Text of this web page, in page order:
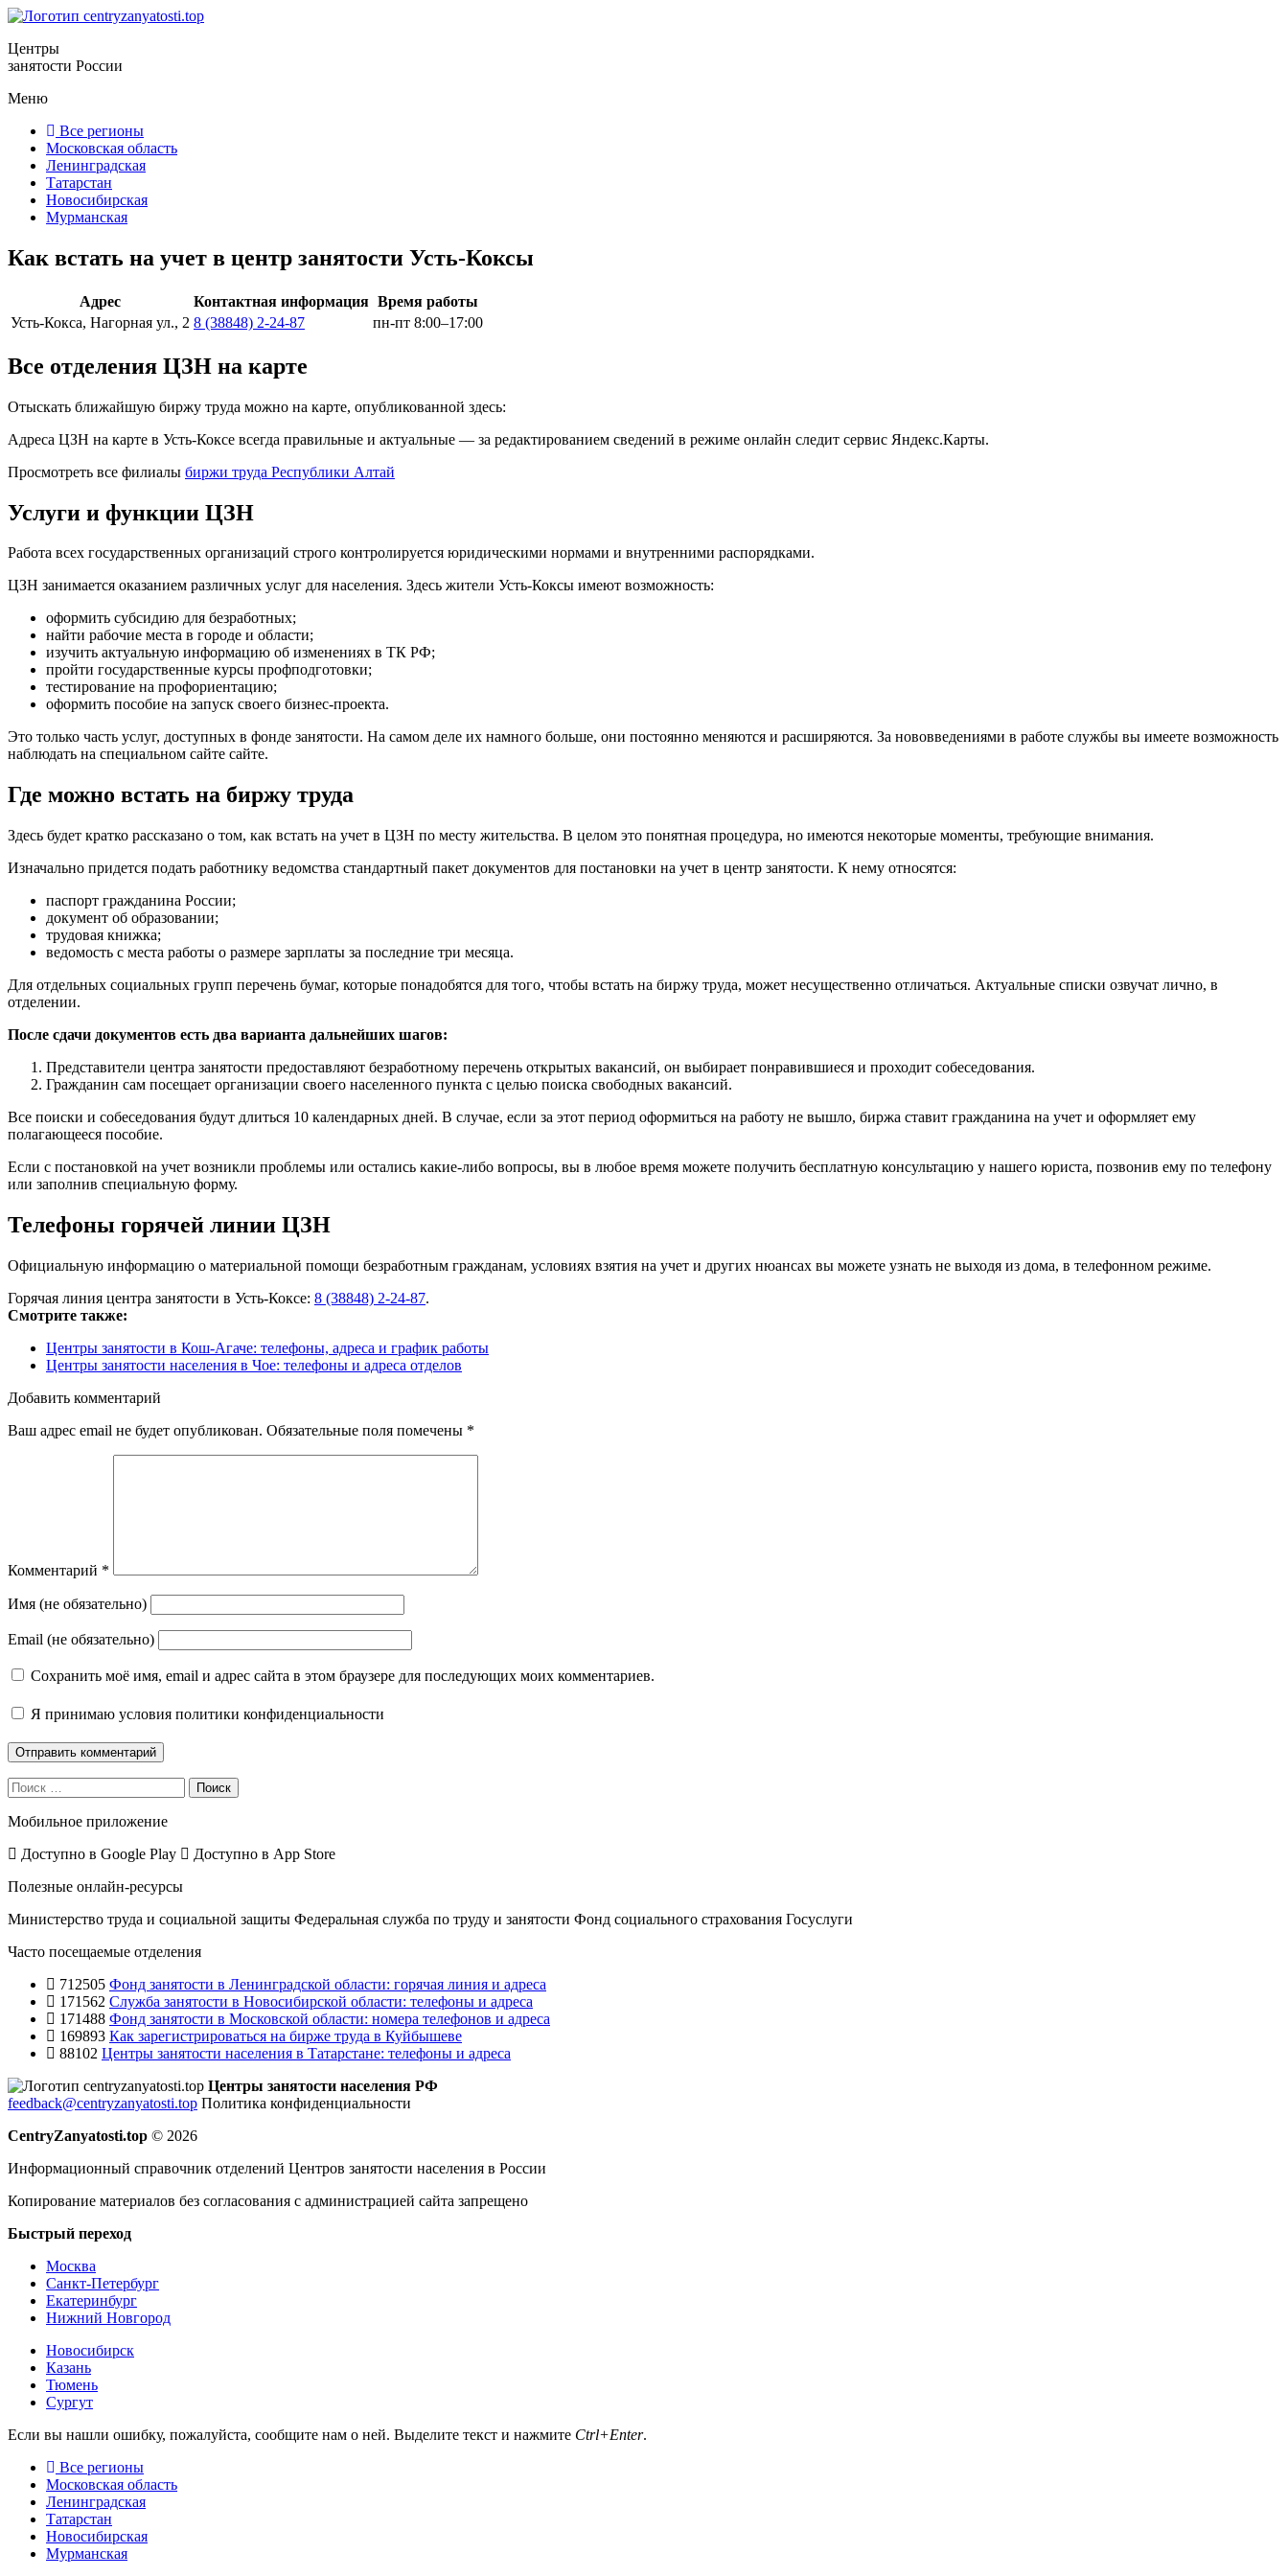
Центры
занятости России
Меню
Все регионы
Московская область
Ленинградская
Татарстан
Новосибирская
Мурманская
Как встать на учет в центр занятости Усть-Коксы
Адрес Контактная информация Время работы
Усть-Кокса, Нагорная ул., 2 8 (38848) 2-24-87 пн-пт 8:00–17:00
Все отделения ЦЗН на карте
Отыскать ближайшую биржу труда можно на карте, опубликованной здесь:
Адреса ЦЗН на карте в Усть-Коксе всегда правильные и актуальные — за редактированием сведений в режиме онлайн следит сервис Яндекс.Карты.
Просмотреть все филиалы биржи труда Республики Алтай
Услуги и функции ЦЗН
Работа всех государственных организаций строго контролируется юридическими нормами и внутренними распорядками.
ЦЗН занимается оказанием различных услуг для населения. Здесь жители Усть-Коксы имеют возможность:
оформить субсидию для безработных;
найти рабочие места в городе и области;
изучить актуальную информацию об изменениях в ТК РФ;
пройти государственные курсы профподготовки;
тестирование на профориентацию;
оформить пособие на запуск своего бизнес-проекта.
Это только часть услуг, доступных в фонде занятости. На самом деле их намного больше, они постоянно меняются и расширяются. За нововведениями в работе службы вы имеете возможность
наблюдать на специальном сайте сайте.
Где можно встать на биржу труда
Здесь будет кратко рассказано о том, как встать на учет в ЦЗН по месту жительства. В целом это понятная процедура, но имеются некоторые моменты, требующие внимания.
Изначально придется подать работнику ведомства стандартный пакет документов для постановки на учет в центр занятости. К нему относятся:
паспорт гражданина России;
документ об образовании;
трудовая книжка;
ведомость с места работы о размере зарплаты за последние три месяца.
Для отдельных социальных групп перечень бумаг, которые понадобятся для того, чтобы встать на биржу труда, может несущественно отличаться. Актуальные списки озвучат лично, в
отделении.
После сдачи документов есть два варианта дальнейших шагов:
Представители центра занятости предоставляют безработному перечень открытых вакансий, он выбирает понравившиеся и проходит собеседования.
Гражданин сам посещает организации своего населенного пункта с целью поиска свободных вакансий.
Все поиски и собеседования будут длиться 10 календарных дней. В случае, если за этот период оформиться на работу не вышло, биржа ставит гражданина на учет и оформляет ему
полагающееся пособие.
Если с постановкой на учет возникли проблемы или остались какие-либо вопросы, вы в любое время можете получить бесплатную консультацию у нашего юриста, позвонив ему по телефону
или заполнив специальную форму.
Телефоны горячей линии ЦЗН
Официальную информацию о материальной помощи безработным гражданам, условиях взятия на учет и других нюансах вы можете узнать не выходя из дома, в телефонном режиме.
Горячая линия центра занятости в Усть-Коксе: 8 (38848) 2-24-87.
Смотрите также:
Центры занятости в Кош-Агаче: телефоны, адреса и график работы
Центры занятости населения в Чое: телефоны и адреса отделов
Добавить комментарий
Ваш адрес email не будет опубликован. Обязательные поля помечены *
Комментарий *
Имя (не обязательно)
Email (не обязательно)
Сохранить моё имя, email и адрес сайта в этом браузере для последующих моих комментариев.
Я принимаю условия политики конфиденциальности
Поиск
Мобильное приложение
Доступно в Google Play Доступно в App Store
Полезные онлайн-ресурсы
Министерство труда и социальной защиты Федеральная служба по труду и занятости Фонд социального страхования Госуслуги
Часто посещаемые отделения
712505 Фонд занятости в Ленинградской области: горячая линия и адреса
171562 Служба занятости в Новосибирской области: телефоны и адреса
171488 Фонд занятости в Московской области: номера телефонов и адреса
169893 Как зарегистрироваться на бирже труда в Куйбышеве
88102 Центры занятости населения в Татарстане: телефоны и адреса
Центры занятости населения РФ
feedback@centryzanyatosti.top Политика конфиденциальности
CentryZanyatosti.top © 2026
Информационный справочник отделений Центров занятости населения в России
Копирование материалов без согласования с администрацией сайта запрещено
Быстрый переход
Москва
Санкт-Петербург
Екатеринбург
Нижний Новгород
Новосибирск
Казань
Тюмень
Сургут
Если вы нашли ошибку, пожалуйста, сообщите нам о ней. Выделите текст и нажмите Ctrl+Enter.
Все регионы
Московская область
Ленинградская
Татарстан
Новосибирская
Мурманская